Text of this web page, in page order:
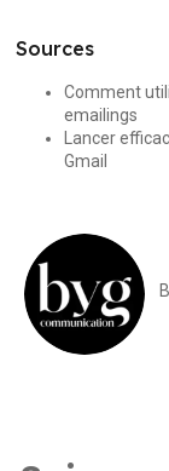
Sources
Comment
emailings
Lancer
Gmail